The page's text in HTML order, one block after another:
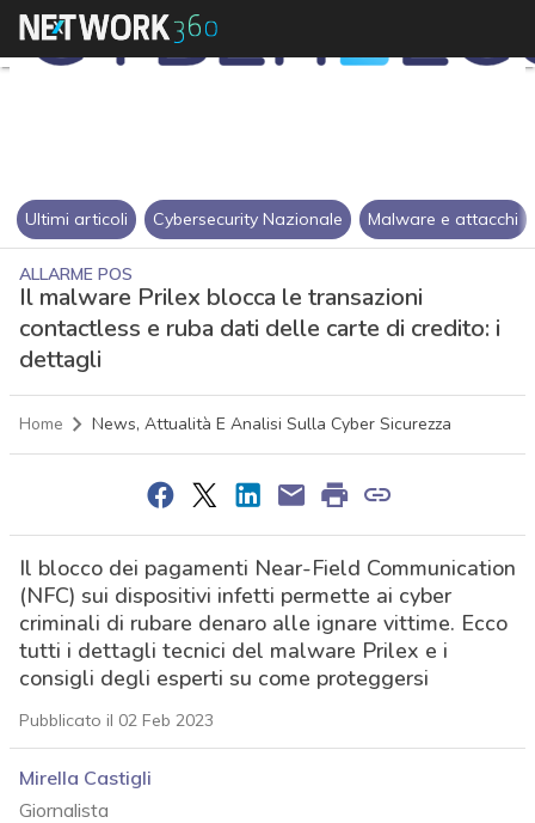
Ultimi articoli Cybersecurity Nazionale Malware e attacchi
ALLARME POS
Il malware Prilex blocca le transazioni
contactless e ruba dati delle carte di credito: i
dettagli
Home News, Attualità E Analisi Sulla Cyber Sicurezza
Il blocco dei pagamenti Near-Field Communication
(NFC) sui dispositivi infetti permette ai cyber
criminali di rubare denaro alle ignare vittime. Ecco
tutti i dettagli tecnici del malware Prilex e i
consigli degli esperti su come proteggersi
Pubblicato il 02 Feb 2023
Mirella Castigli
Giornalista